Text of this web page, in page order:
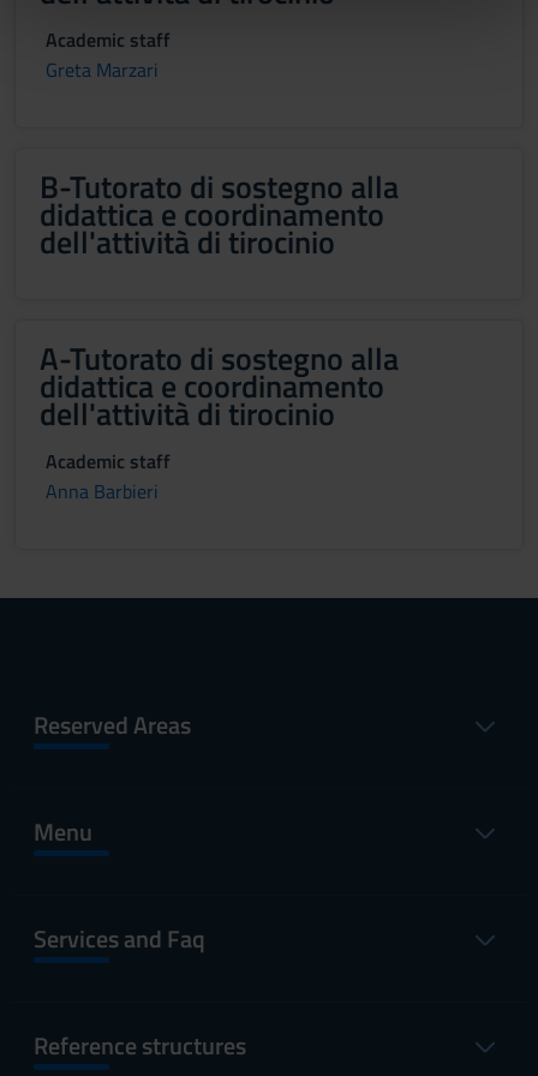
nostri partner che si occupano di analisi dei dati web,
pubblicità e social media, i quali potrebbero combinarle
con altre informazioni che hai fornito loro o che hanno
Academic staff
Greta Marzari
B-Tutorato di sostegno alla
didattica e coordinamento
dell'attività di tirocinio
A-Tutorato di sostegno alla
didattica e coordinamento
dell'attività di tirocinio
Academic staff
Anna Barbieri
Reserved Areas
Menu
Services and Faq
Reference structures